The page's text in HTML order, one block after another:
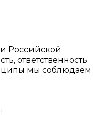
Российской
ответственность
мы соблюдаем